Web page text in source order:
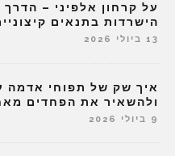
על קרחון אלפיני –
הישרדות בתנאים
13 ביולי 2026
איך שק של תפוחי אדמה
ולהשאיר את הפחדים
9 ביולי 2026